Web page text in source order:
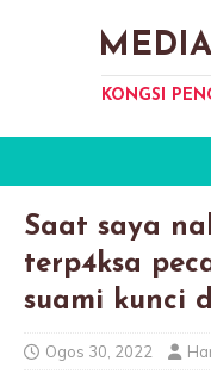
KONGSI
Saat saya
terp4ksa
suami kunci
Ogos 30, 2022